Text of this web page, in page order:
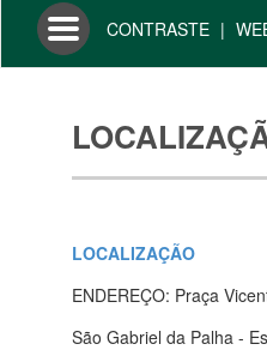
Toggle
navigation
CONTRASTE |
LOCALIZAÇÃO
ENDEREÇO: Praça
São Gabriel da Palha -